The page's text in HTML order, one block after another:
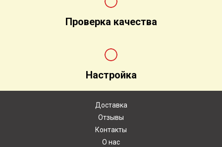
Проверка качества
Настройка
Доставка
Отзывы
Контакты
О нас